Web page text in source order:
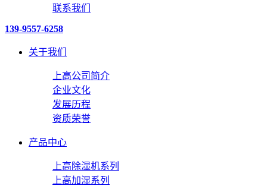
联系我们
139-9557-6258
关于我们
上高公司简介
企业文化
发展历程
资质荣誉
产品中心
上高除湿机系列
上高加湿系列